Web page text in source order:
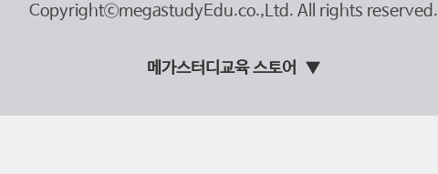
CopyrightⓒmegastudyEdu.co.,Ltd. All rights reserved.
메가스터디교육 스토어